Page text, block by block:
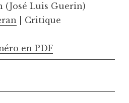
(José Luis Guerin)
| Critique
en PDF